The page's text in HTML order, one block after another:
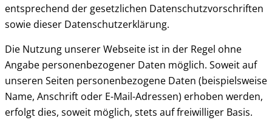
entsprechend der gesetzlichen Datenschutzvorschriften
sowie dieser Datenschutzerklärung.
Die Nutzung unserer Webseite ist in der Regel ohne
Angabe personenbezogener Daten möglich. Soweit auf
unseren Seiten personenbezogene Daten (beispielsweise
Name, Anschrift oder E-Mail-Adressen) erhoben werden,
erfolgt dies, soweit möglich, stets auf freiwilliger Basis.